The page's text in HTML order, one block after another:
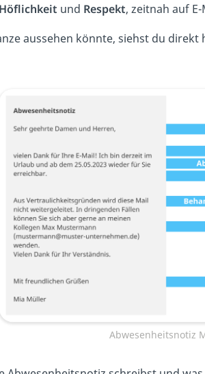
Höflichkeit und Respekt, zeitnah auf
aussehen könnte, siehst du direkt
Abwesenheitsnotiz